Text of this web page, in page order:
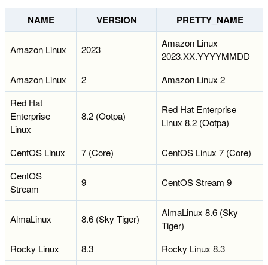
NAME VERSION PRETTY_NAME
Amazon Linux 2023
Amazon Linux
2023.XX.YYYYMMDD
Amazon Linux
2
Amazon Linux 2
Red Hat
Enterprise
Linux
8.2 (Ootpa)
Red Hat Enterprise
Linux 8.2 (Ootpa)
CentOS Linux 7 (Core)
CentOS Linux 7 (Core)
CentOS
Stream
9 CentOS Stream 9
AlmaLinux 8.6 (Sky Tiger)
AlmaLinux 8.6 (Sky
Tiger)
Rocky Linux
8.3 Rocky Linux 8.3